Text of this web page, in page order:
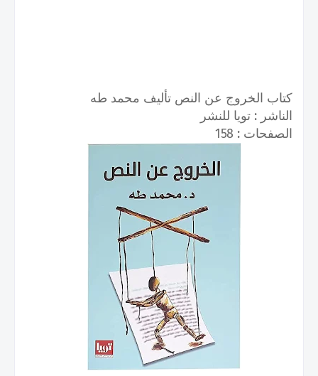
كتاب الخروج عن النص تأليف محمد طه
الناشر : تويا للنشر
الصفحات : 158